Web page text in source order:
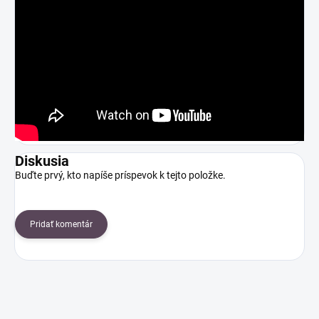
Diskusia
Buďte prvý, kto napíše príspevok k tejto položke.
Pridať komentár